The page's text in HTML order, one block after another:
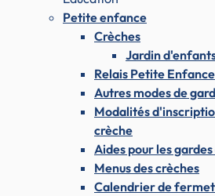
Petite enfance
Crèches
Jardin
Relais Petite Enfance
Autres modes de
Modalités
crèche
Aides pour les
Menus des crèches
Calendrier de